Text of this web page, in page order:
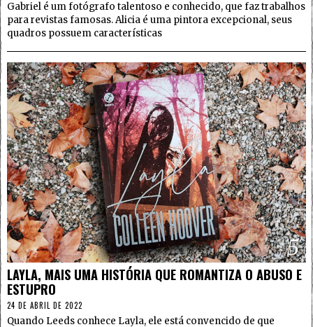
Gabriel é um fotógrafo talentoso e conhecido, que faz trabalhos
para revistas famosas. Alicia é uma pintora excepcional, seus
quadros possuem características
5
LAYLA, MAIS UMA HISTÓRIA QUE ROMANTIZA O ABUSO E
ESTUPRO
24 DE ABRIL DE 2022
Quando Leeds conhece Layla, ele está convencido de que